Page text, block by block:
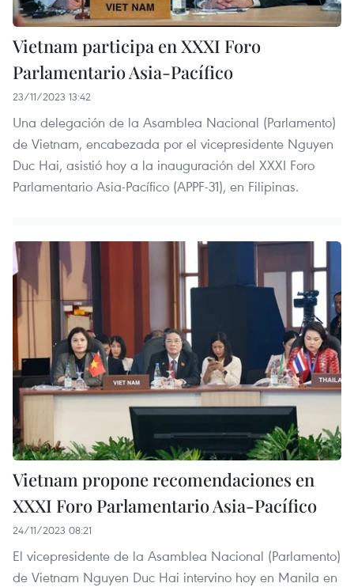
Vietnam participa en XXXI Foro
Parlamentario Asia-Pacífico
23/11/2023 13:42
Una delegación de la Asamblea Nacional (Parlamento)
de Vietnam, encabezada por el vicepresidente Nguyen
Duc Hai, asistió hoy a la inauguración del XXXI Foro
Parlamentario Asia-Pacífico (APPF-31), en Filipinas.
Vietnam propone recomendaciones en
XXXI Foro Parlamentario Asia-Pacífico
24/11/2023 08:21
El vicepresidente de la Asamblea Nacional (Parlamento)
de Vietnam Nguyen Duc Hai intervino hoy en Manila en